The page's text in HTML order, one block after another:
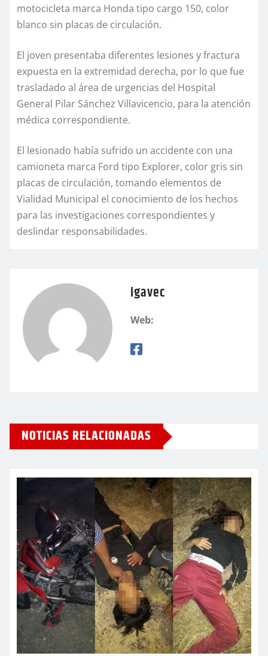
motocicleta marca Honda tipo cargo 150, color
blanco sin placas de circulación.
El joven presentaba diferentes lesiones y fractura
expuesta en la extremidad derecha, por lo que fue
trasladado al área de urgencias del Hospital
General Pilar Sánchez Villavicencio, para la atención
médica correspondiente.
El lesionado había sufrido un accidente con una
camioneta marca Ford tipo Explorer, color gris sin
placas de circulación, tomando elementos de
Vialidad Municipal el conocimiento de los hechos
para las investigaciones correspondientes y
deslindar responsabilidades.
igavec
Web:
NOTICIAS RELACIONADAS